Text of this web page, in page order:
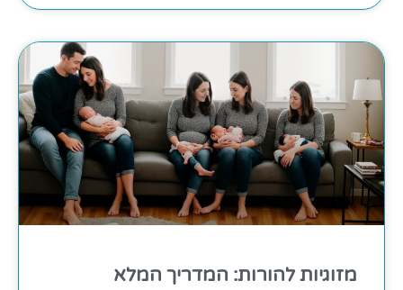
מזוגיות להורות: המדריך המלא